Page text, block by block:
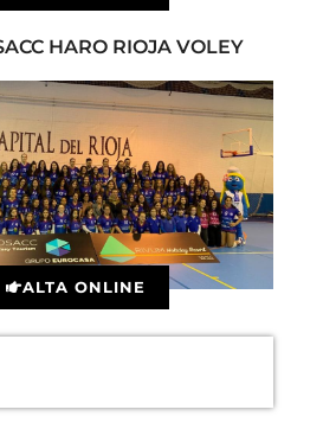
HARO RIOJA VOLEY
ALTA ONLINE